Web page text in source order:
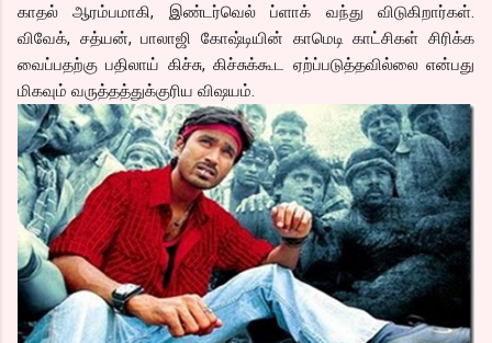
காதல் ஆரம்பமாகி, இண்டர்வெல் ப்ளாக் வந்து விடுகிறார்கள்.
விவேக், சத்யன், பாலாஜி கோஷ்டியின் காமெடி காட்சிகள் சிரிக்க
வைப்பதற்கு பதிலாய் கிச்சு, கிச்சுக்கூட ஏற்ப்படுத்தவில்லை என்பது
மிகவும் வருத்தத்துக்குரிய விஷயம்.